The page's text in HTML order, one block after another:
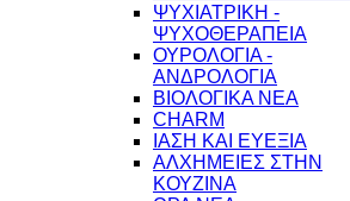
ΨΥΧΙΑΤΡΙΚΗ -
ΨΥΧΟΘΕΡΑΠΕΙΑ
ΟΥΡΟΛΟΓΙΑ -
ΑΝΔΡΟΛΟΓΙΑ
ΒΙΟΛΟΓΙΚΑ ΝΕΑ
CHARM
ΙΑΣΗ ΚΑΙ ΕΥΕΞΙΑ
ΑΛΧΗΜΕΙΕΣ ΣΤΗΝ
ΚΟΥΖΙΝΑ